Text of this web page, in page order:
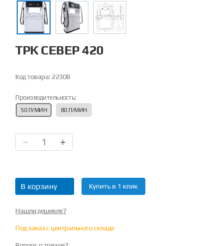
ТРК СЕВЕР 420
Код товара: 22308
Производительность:
50 Л/МИН 80 Л/МИН
В корзину Купить в 1 клик
Нашли дешевле?
Под заказ с центрального склада